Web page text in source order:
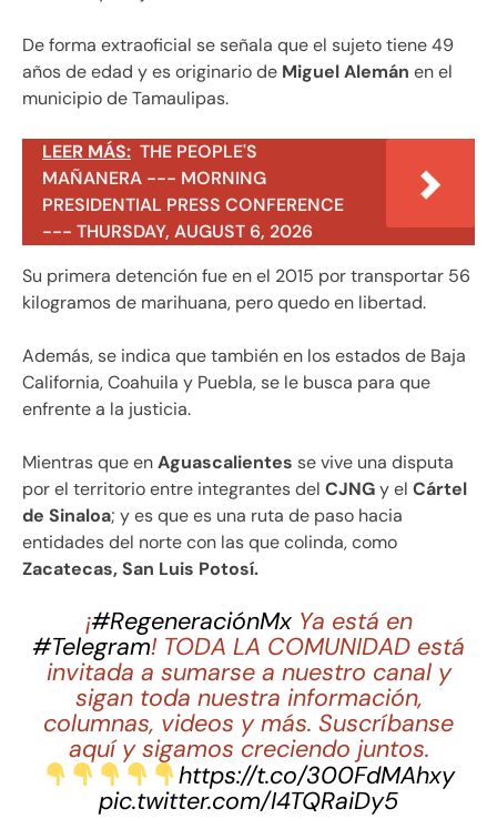
De forma extraoficial se señala que el sujeto tiene 49
años de edad y es originario de Miguel Alemán en el
municipio de Tamaulipas.
LEER MÁS: THE PEOPLE'S
MAÑANERA --- MORNING
PRESIDENTIAL PRESS CONFERENCE
--- THURSDAY, AUGUST 6, 2026
Su primera detención fue en el 2015 por transportar 56
kilogramos de marihuana, pero quedo en libertad.
Además, se indica que también en los estados de Baja
California, Coahuila y Puebla, se le busca para que
enfrente a la justicia.
Mientras que enAguascalientes se vive una disputa
por el territorio entre integrantes del CJNGy el Cártel
de Sinaloa; y es que es una ruta de paso hacia
entidades del norte con las que colinda, como
Zacatecas, San Luis Potosí.
¡#RegeneraciónMxYa está en
#Telegram! TODA LA COMUNIDAD está
invitada a sumarse a nuestro canal y
sigan toda nuestra información,
columnas, videos y más. Suscríbanse
aquí y sigamos creciendo juntos.
https://t.co/300FdMAhxy
pic.twitter.com/I4TQRaiDy5